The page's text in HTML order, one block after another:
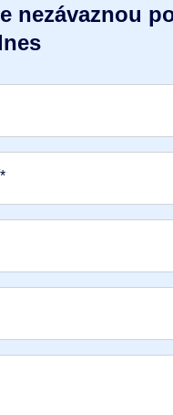
nezávaznou